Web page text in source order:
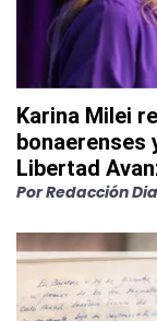
Karina Milei
bonaerenses
Libertad
PorRedacción